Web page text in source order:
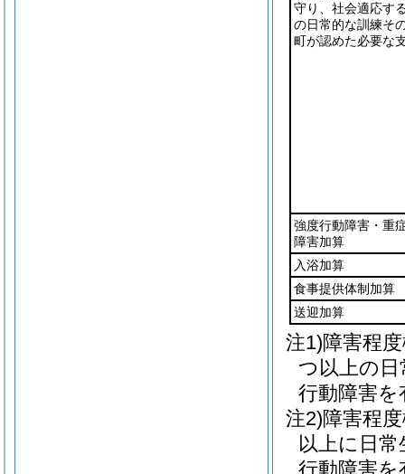
守り、社会適応す
の日常的な訓練そ
町が認めた必要な
強度行動障害・重
障害加算
入浴加算
食事提供体制加算
送迎加算
注1)障害程
つ以上の
行動障害
注2)障害程
以上に日
行動障害